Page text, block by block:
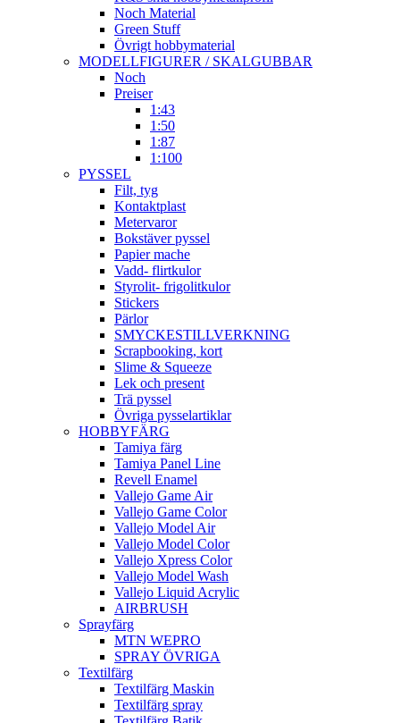
Noch Material
Green Stuff
Övrigt hobbymaterial
MODELLFIGURER / SKALGUBBAR
Noch
Preiser
1:43
1:50
1:87
1:100
PYSSEL
Filt, tyg
Kontaktplast
Metervaror
Bokstäver pyssel
Papier mache
Vadd- flirtkulor
Styrolit- frigolitkulor
Stickers
Pärlor
SMYCKESTILLVERKNING
Scrapbooking, kort
Slime & Squeeze
Lek och present
Trä pyssel
Övriga pysselartiklar
HOBBYFÄRG
Tamiya färg
Tamiya Panel Line
Revell Enamel
Vallejo Game Air
Vallejo Game Color
Vallejo Model Air
Vallejo Model Color
Vallejo Xpress Color
Vallejo Model Wash
Vallejo Liquid Acrylic
AIRBRUSH
Sprayfärg
MTN WEPRO
SPRAY ÖVRIGA
Textilfärg
Textilfärg Maskin
Textilfärg spray